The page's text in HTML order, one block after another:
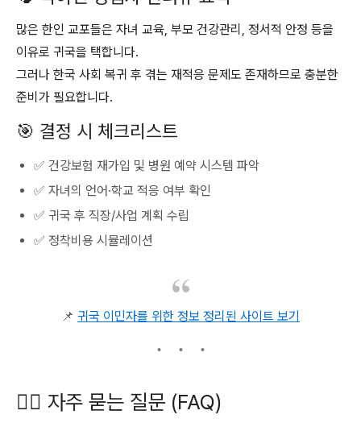
많은 한인 교포들은 자녀 교육, 부모 건강관리, 정서적 안정 등을
이유로 귀국을 택합니다.
그러나 한국 사회 복귀 후 겪는 재적응 문제도 존재하므로 충분한
준비가 필요합니다.
🎯 결정 시 체크리스트
✅ 건강보험 재가입 및 병원 예약 시스템 파악
✅ 자녀의 언어·학교 적응 여부 확인
✅ 귀국 후 직장/사업 계획 수립
✅ 정착비용 시뮬레이션
📌 귀국 이민자를 위한 정보 정리된 사이트 보기
🙋‍♀️ 자주 묻는 질문 (FAQ)